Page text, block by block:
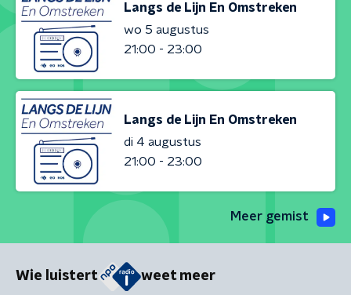
Langs de Lijn En Omstreken
wo 5 augustus
21:00 - 23:00
Langs de Lijn En Omstreken
di 4 augustus
21:00 - 23:00
Meer gemist
Wie luistert weet meer